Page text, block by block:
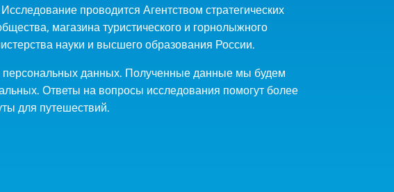
проводится Агентством стратегических
магазина туристического и горнолыжного
науки и высшего образования России.
персональных данных. Полученные данные мы будем
Ответы на вопросы исследования помогут более
для путешествий.